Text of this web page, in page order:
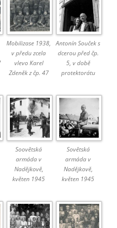
Mobilizase 1938,
v předu zcela
vlevo Karel
Zdeněk z čp. 47
Antonín Souček s
dcerou před čp.
5, v době
protektorátu
Soovětská
armáda v
Nadějkově,
květen 1945
Sovětská
armáda v
Nadějkově,
květen 1945